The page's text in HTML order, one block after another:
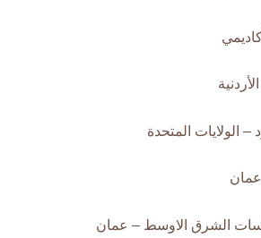
الولايات المتحدة
عمان
الشرق الاوسط – عمان